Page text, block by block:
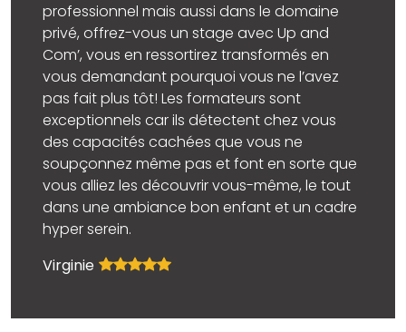
professionnel mais aussi dans le domaine
privé, offrez-vous un stage avec Up and
Com’, vous en ressortirez transformés en
vous demandant pourquoi vous ne l’avez
pas fait plus tôt! Les formateurs sont
exceptionnels car ils détectent chez vous
des capacités cachées que vous ne
soupçonnez même pas et font en sorte que
vous alliez les découvrir vous-même, le tout
dans une ambiance bon enfant et un cadre
hyper serein.
Virginie